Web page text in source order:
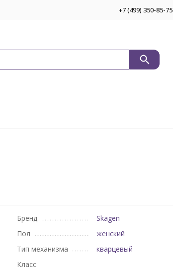
+7 (499) 350-85-75
Бренд
Skagen
Пол
женский
Тип механизма
кварцевый
Класс